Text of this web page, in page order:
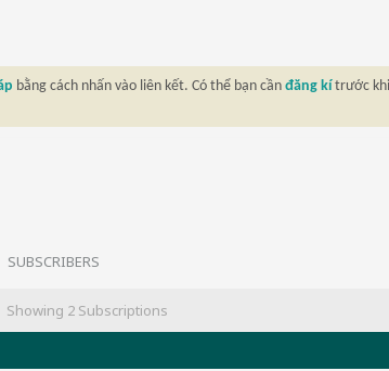
bằng cách nhấn vào liên kết. Có thể bạn cần đăng kí trước
SUBSCRIBERS
Showing 2 Subscriptions